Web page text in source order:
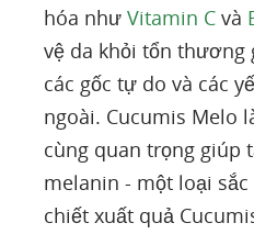
hóa như Vitamin C và
vệ da khỏi tổn thương
các gốc tự do và các
ngoài. Cucumis Melo
cùng quan trọng giúp
melanin - một loại
chiết xuất quả